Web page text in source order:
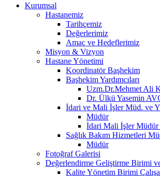
Kurumsal
Hastanemiz
Tarihçemiz
Değerlerimiz
Amaç ve Hedeflerimiz
Misyon & Vizyon
Hastane Yönetimi
Koordinatör Başhekim
Başhekim Yardımcıları
Uzm.Dr.Mehmet Ali
Dr. Ülkü Yasemin
İdari ve Mali İşler Müd. ve
Müdür
İdari Mali İşler Müdür
Sağlık Bakım Hizmetleri
Müdür
Fotoğraf Galerisi
Değerlendirme Geliştirme Birimi
Kalite Yönetim Birimi